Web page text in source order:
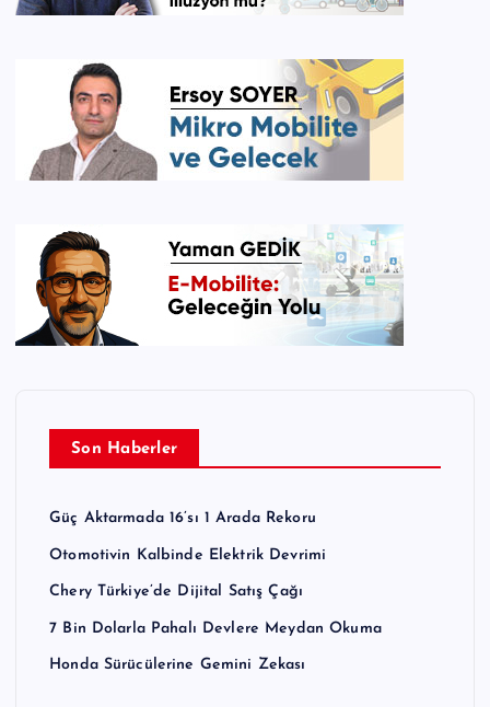
Son Haberler
Güç Aktarmada 16’sı 1 Arada Rekoru
Otomotivin Kalbinde Elektrik Devrimi
Chery Türkiye’de Dijital Satış Çağı
7 Bin Dolarla Pahalı Devlere Meydan Okuma
Honda Sürücülerine Gemini Zekası